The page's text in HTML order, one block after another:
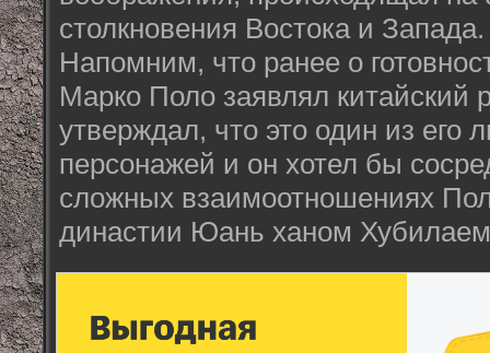
столкновения Востока и Запада.
Напомним, что ранее о
Марко Поло заявлял
утверждал, что это один из его
персонажей и он хотел бы
сложных взаимоотношениях
династии Юань ханом